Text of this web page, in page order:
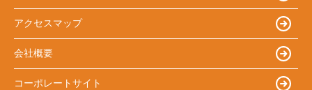
アクセスマップ
会社概要
コーポレートサイト